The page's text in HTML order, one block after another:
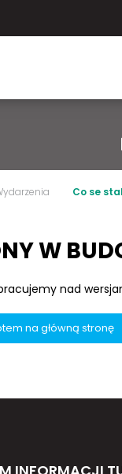
Co se
W
nad
na główną stronę